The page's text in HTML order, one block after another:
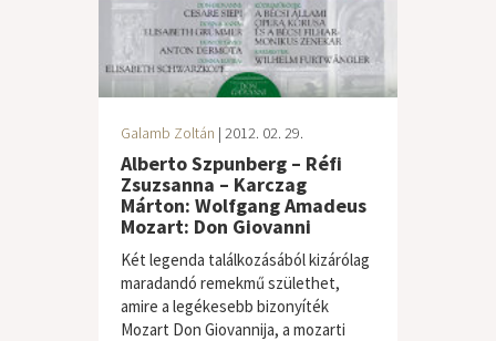
Galamb Zoltán | 2012. 02. 29.
Alberto Szpunberg – Réfi
Zsuzsanna – Karczag
Márton: Wolfgang Amadeus
Mozart: Don Giovanni
Két legenda találkozásából kizárólag
maradandó remekmű születhet,
amire a legékesebb bizonyíték
Mozart Don Giovannija, a mozarti